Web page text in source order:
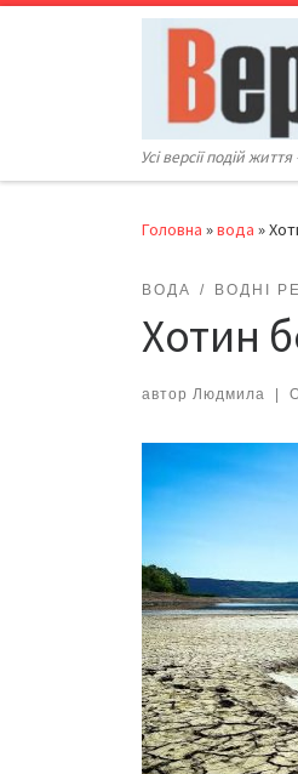
Перейти до вмісту
Усі версії подій
Головна »вода »
ВОДА ВОДНІ
Хотин
автор Людмила